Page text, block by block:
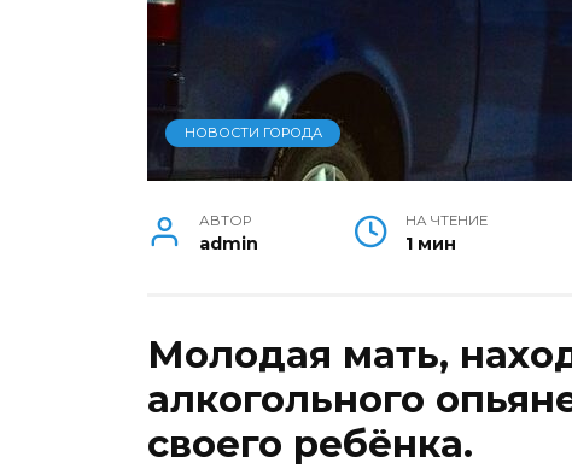
НОВОСТИ ГОРОДА
АВТОР
admin
НА ЧТЕНИЕ
1 мин
Молодая мать,
алкогольного
своего ребёнка.